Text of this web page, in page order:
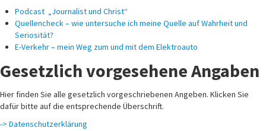
Podcast „Journalist und Christ“
Quellencheck – wie untersuche ich meine Quelle auf Wahrheit und
Seriosität?
E-Verkehr – mein Weg zum und mit dem Elektroauto
Gesetzlich vorgesehene Angaben
Hier finden Sie alle gesetzlich vorgeschriebenen Angeben. Klicken Sie
dafür bitte auf die entsprechende Überschrift.
-> Datenschutzerklärung